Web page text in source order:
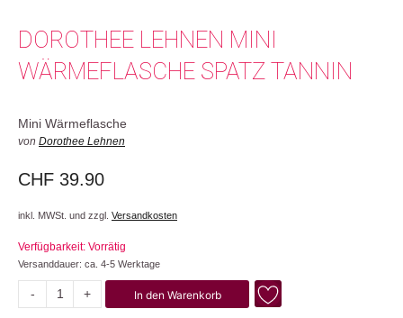
DOROTHEE LEHNEN MINI
WÄRMEFLASCHE SPATZ TANNIN
Mini Wärmeflasche
von Dorothee Lehnen
CHF 39.90
inkl. MWSt. und zzgl. Versandkosten
Verfügbarkeit: Vorrätig
Versanddauer: ca. 4-5 Werktage
- + In den Warenkorb